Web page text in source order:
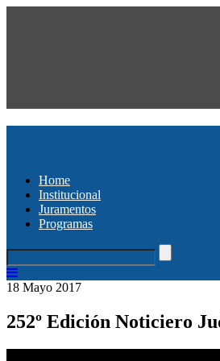
Home
Institucional
Juramentos
Programas
18 Mayo 2017
252º Edición Noticiero